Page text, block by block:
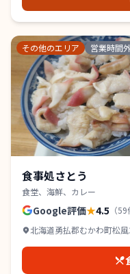
その他のエリア 営業時間
食事処さとう
食堂、海鮮、カレー
Google評価★4.5 （59
北海道勇払郡むかわ町松